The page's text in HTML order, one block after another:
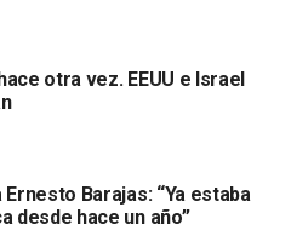
de la Defensa
Nacional de Cultura
(Conade), al Comité
y a la Federación Mexicana
otra vez. EEUU e Israel
Ernesto Barajas: “Ya estaba
desde hace un año”